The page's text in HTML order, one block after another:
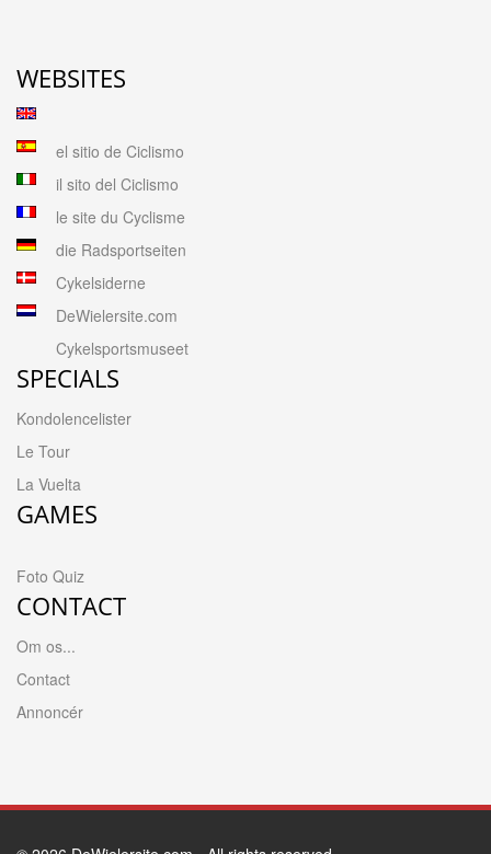
WEBSITES
el sitio de Ciclismo
il sito del Ciclismo
le site du Cyclisme
die Radsportseiten
Cykelsiderne
DeWielersite.com
Cykelsportsmuseet
SPECIALS
Kondolencelister
Le Tour
La Vuelta
GAMES
Foto Quiz
CONTACT
Om os...
Contact
Annoncér